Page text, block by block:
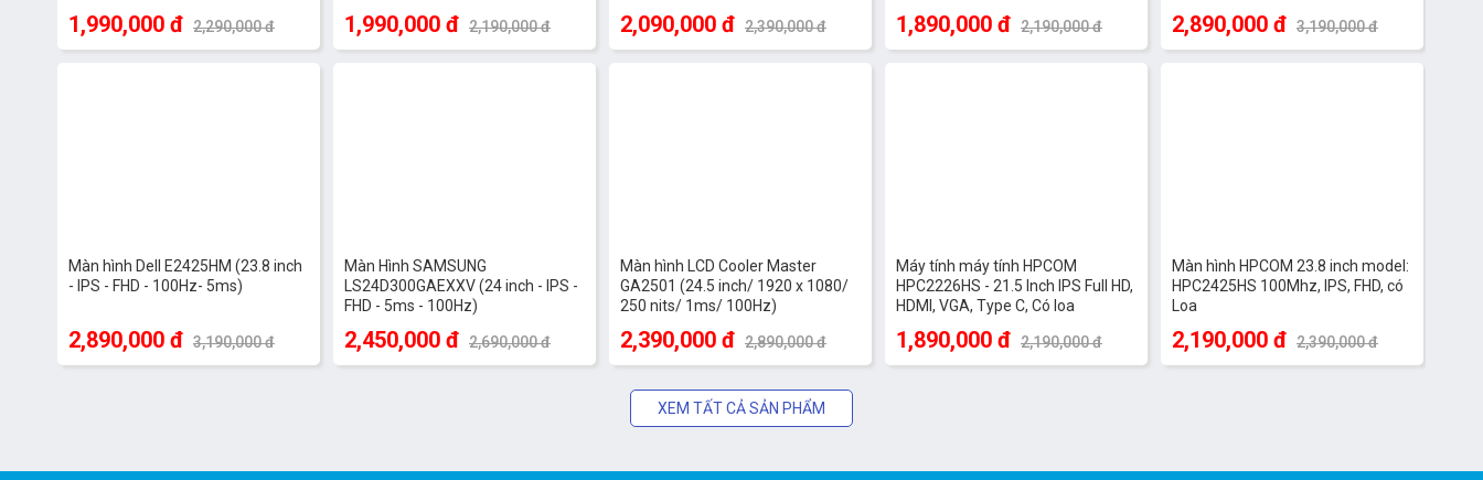
1,990,000 đ 2,290,000 đ 1,990,000 đ 2,190,000 đ 2,090,000 đ 2,390,000 đ 1,890,000 đ 2,190,000 đ 2,890,000 đ 3,190,000 đ
Màn hình Dell E2425HM (23.8 inch
- IPS - FHD - 100Hz- 5ms)
2,890,000 đ 3,190,000 đ
Màn Hình SAMSUNG
LS24D300GAEXXV (24 inch - IPS -
FHD - 5ms - 100Hz)
2,450,000 đ 2,690,000 đ
Màn hình LCD Cooler Master
GA2501 (24.5 inch/ 1920 x 1080/
250 nits/ 1ms/ 100Hz)
2,390,000 đ 2,890,000 đ
Máy tính máy tính HPCOM
HPC2226HS - 21.5 Inch IPS Full HD,
HDMI, VGA, Type C, Có loa
1,890,000 đ 2,190,000 đ
Màn hình HPCOM 23.8 inch model:
HPC2425HS 100Mhz, IPS, FHD, có
Loa
2,190,000 đ 2,390,000 đ
XEM TẤT CẢ SẢN PHẨM